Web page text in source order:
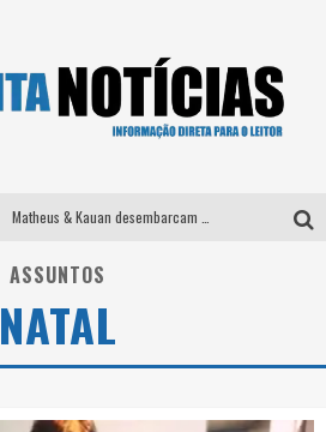
Após sair da KondZilla, DJ Danny Albuquerque inicia nova fase
ASSUNTOS
NATAL